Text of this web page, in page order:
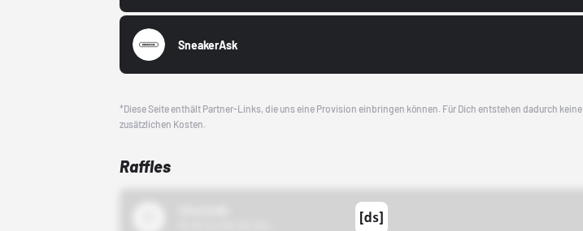
SneakerAsk
*Diese Seite enthält Partner-Links, die uns eine Provision einbringen können. Für Dich entstehen dadurch keine
zusätzlichen Kosten.
Raffles